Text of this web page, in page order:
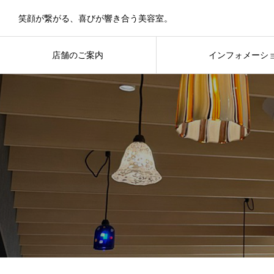
店舗のご案内 インフォメーシ
笑顔が繋がる、喜びが響き合う美容室。